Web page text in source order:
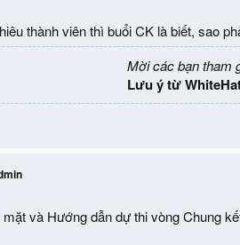
thành viên thì buổi CK là biết, sao
Mời các bạn tham
Lưu ý từ
và Hướng dẫn dự thi vòng Chung